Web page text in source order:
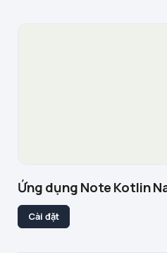
Ứng dụng Note Kotlin
Cài đặt